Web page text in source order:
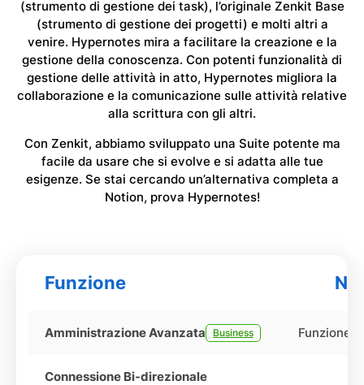
(strumento di gestione dei task), l’originale Zenkit Base
(strumento di gestione dei progetti) e molti altri a
venire. Hypernotes mira a facilitare la creazione e la
gestione della conoscenza. Con potenti funzionalità di
gestione delle attività in atto, Hypernotes migliora la
collaborazione e la comunicazione sulle attività relative
alla scrittura con gli altri.
Con Zenkit, abbiamo sviluppato una Suite potente ma
facile da usare che si evolve e si adatta alle tue
esigenze. Se stai cercando un’alternativa completa a
Notion, prova Hypernotes!
Funzione
Amministrazione Avanzata Business Funzione
Connessione Bi-direzionale